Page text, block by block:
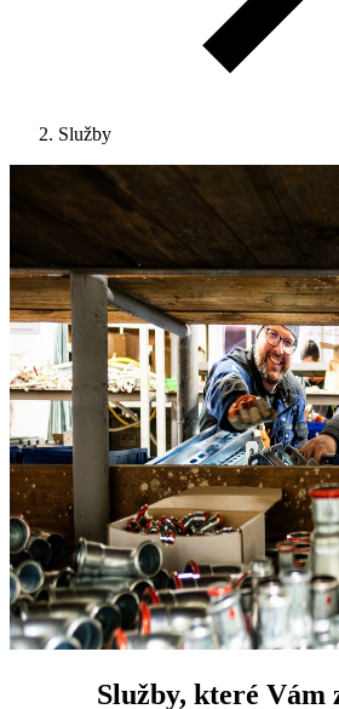
Služby
Služby, které Vám